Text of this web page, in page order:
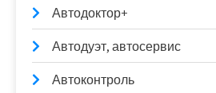
Автодоктор+
Автодуэт, автосервис
Автоконтроль